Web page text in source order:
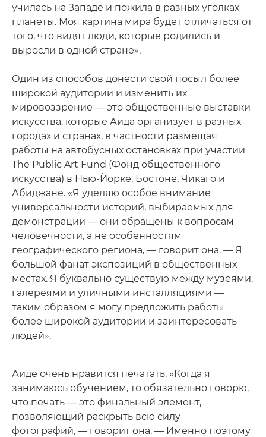
училась на Западе и пожила в разных уголках
планеты. Моя картина мира будет отличаться от
того, что видят люди, которые родились и
выросли в одной стране».
Один из способов донести свой посыл более
широкой аудитории и изменить их
мировоззрение — это общественные выставки
искусства, которые Аида организует в разных
городах и странах, в частности размещая
работы на автобусных остановках при участии
The Public Art Fund ­(Фонд общественного
искусства) в Нью-Йорке, Бостоне, Чикаго и
Абиджане. «Я уделяю особое внимание
универсальности историй, выбираемых для
демонстрации — они обращены к вопросам
человечности, а не особенностям
географического региона, — говорит она. — Я
большой фанат экспозиций в общественных
местах. Я буквально существую между музеями,
галереями и уличными инсталляциями —
таким образом я могу предложить работы
более широкой аудитории и заинтересовать
людей».
Аиде очень нравится печатать. «Когда я
занимаюсь обучением, то обязательно говорю,
что печать — это финальный элемент,
позволяющий раскрыть всю силу
фотографий, — говорит она. — Именно поэтому